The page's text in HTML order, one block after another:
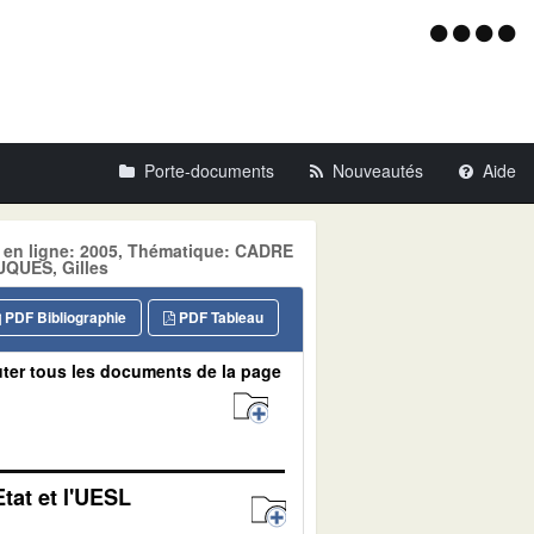
Menu
Porte-documents Nouveautés Aide
ligne: 2005, Thématique: CADRE
Gilles
PDF Tableau
PDF Bibliographie
tous les documents de la page
et l'UESL